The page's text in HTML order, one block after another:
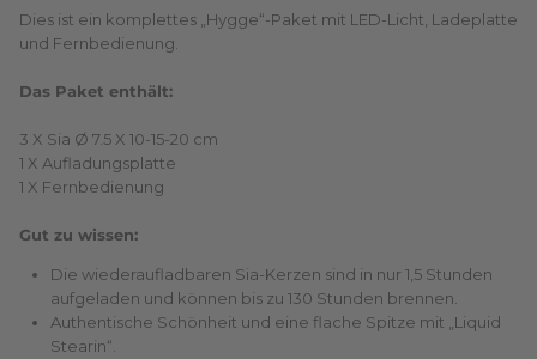
Dies ist ein komplettes „Hygge“-Paket mit LED-Licht, Ladeplatte
und Fernbedienung.
Das Paket enthält:
3 X Sia Ø 7.5 X 10-15-20 cm
1 X Aufladungsplatte
1 X Fernbedienung
Gut zu wissen:
Die wiederaufladbaren Sia-Kerzen sind in nur 1,5 Stunden
aufgeladen und können bis zu 130 Stunden brennen.
Authentische Schönheit und eine flache Spitze mit „Liquid
Stearin“.